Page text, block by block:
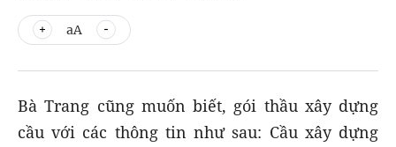
aA
Bà Trang cũng muốn biết, gói thầu xây dựng
cầu với các thông tin như sau: Cầu xây dựng